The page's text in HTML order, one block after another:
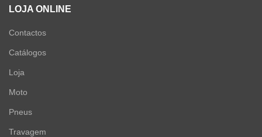
LOJA ONLINE
Contactos
Catálogos
Loja
Moto
Pneus
Travagem